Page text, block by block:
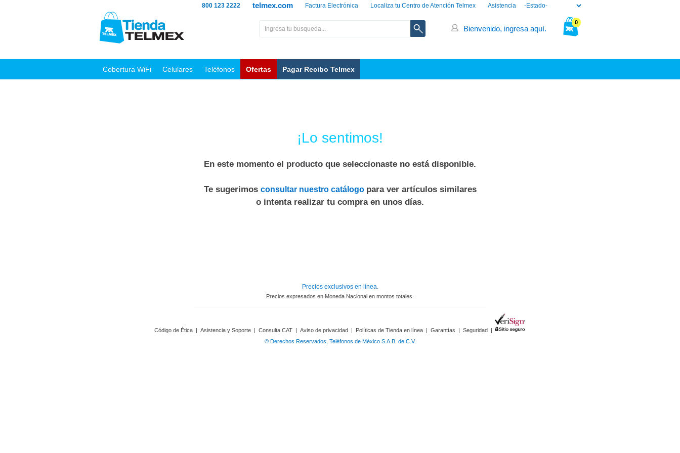
Asistencia
Localiza tu Centro de Atención Telmex
Factura Electrónica
telmex.com
800 123 2222
0
Bienvenido, ingresa aquí.
Cobertura WiFi Celulares Teléfonos Ofertas Pagar Recibo Telmex
¡Lo sentimos!
En este momento el producto que seleccionaste no está disponible.
Te sugerimos consultar nuestro catálogo para ver artículos similares
o intenta realizar tu compra en unos días.
Precios exclusivos en línea.
Precios expresados en Moneda Nacional en montos totales.
Código de Ética | Asistencia y Soporte | Consulta CAT | Aviso de privacidad | Políticas de Tienda en línea | Garantías | Seguridad |
© Derechos Reservados, Teléfonos de México S.A.B. de C.V.